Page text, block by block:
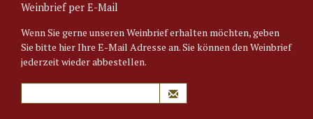
Weinbrief per E-Mail
Wenn Sie gerne unseren Weinbrief erhalten möchten, geben
Sie bitte hier Ihre E-Mail Adresse an. Sie können den Weinbrief
jederzeit wieder abbestellen.